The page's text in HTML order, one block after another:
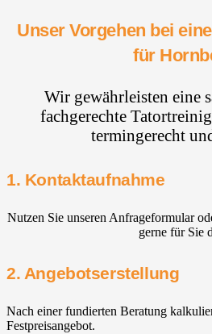
Unser Vorgehen bei
für
Wir gewährleisten eine
fachgerechte
termingerecht
1. Kontaktaufnahme
Nutzen Sie unseren Anfrageformular
gerne für Sie
2. Angebotserstellung
Nach einer fundierten Beratung
Festpreisangebot.